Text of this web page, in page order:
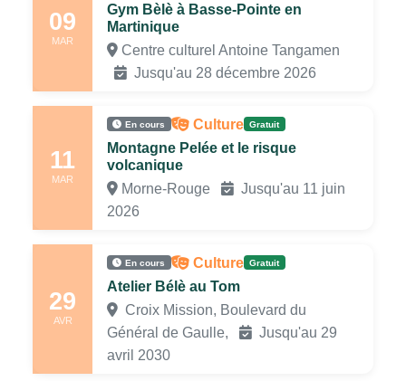
09
MAR
Gym Bèlè à Basse-Pointe en
Martinique
Centre culturel Antoine Tangamen
Jusqu'au 28 décembre 2026
11
MAR
En cours Culture Gratuit
Montagne Pelée et le risque
volcanique
Morne-Rouge
Jusqu'au 11 juin
2026
29
AVR
En cours Culture Gratuit
Atelier Bélè au Tom
Croix Mission, Boulevard du
Général de Gaulle,
Jusqu'au 29
avril 2030